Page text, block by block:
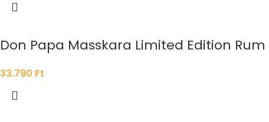
Don Papa Masskara Limited Edition Rum
33.790 Ft